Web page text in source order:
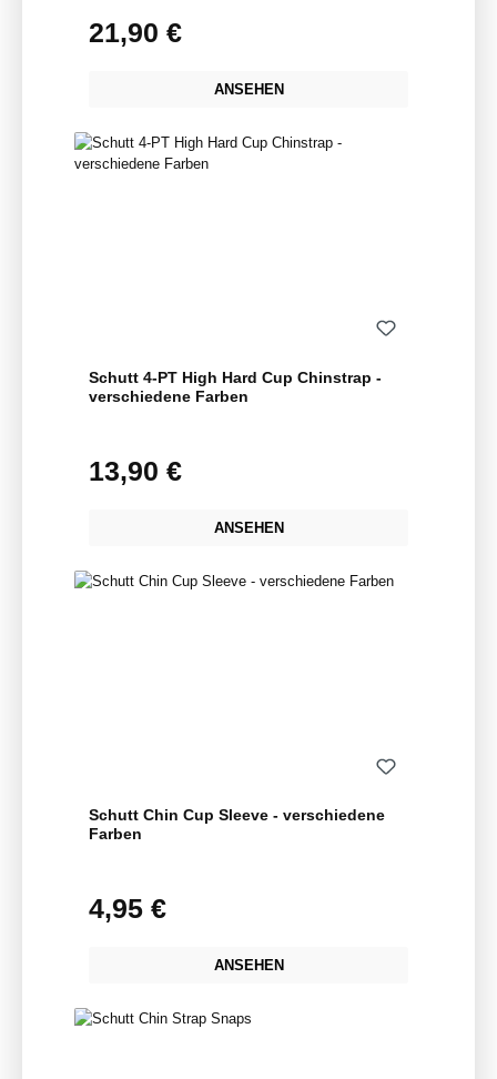
Regulärer Preis:
21,90 €
ANSEHEN
Schutt 4-PT High Hard Cup Chinstrap -
verschiedene Farben
Regulärer Preis:
13,90 €
ANSEHEN
Schutt Chin Cup Sleeve - verschiedene
Farben
Regulärer Preis:
4,95 €
ANSEHEN